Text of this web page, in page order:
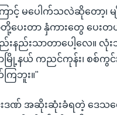
ောင့် မပေါက်သလဲဆိုတော့၊
တို့ပေးတာ နှံကားတွေ ပေး
နည်းသာတာပေါ့လေ။ လုံး
မြို့နယ် ကညင်ကုန်း၊ စစ်ကွင်
ကြဘူး။"
ဒဏ် အဆိုးဆုံးခံရတဲ့ ဒေသ